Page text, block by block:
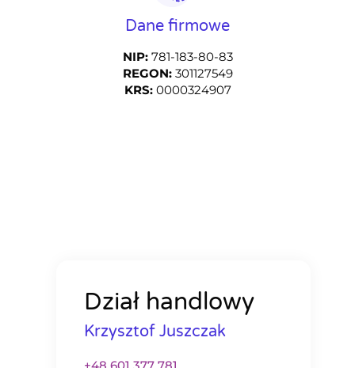
Dane firmowe
NIP:781-183-80-83
REGON:301127549
KRS:0000324907
Dział handlowy
Krzysztof Juszczak